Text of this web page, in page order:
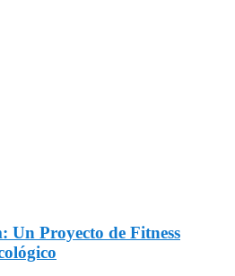
Un Proyecto de Fitness